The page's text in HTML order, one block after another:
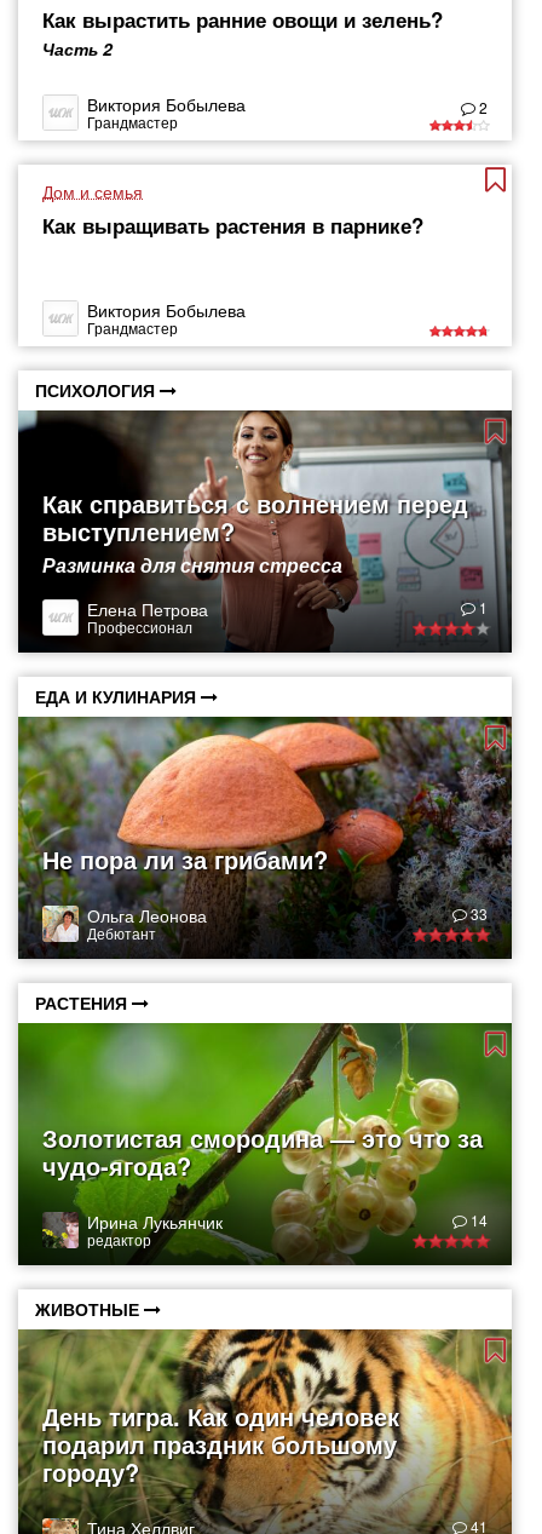
Как вырастить ранние овощи и зелень?
Часть 2
Виктория Бобылева
Грандмастер
2
Дом и семья
Как выращивать растения в парнике?
Виктория Бобылева
Грандмастер
ПСИХОЛОГИЯ
Как справиться с волнением перед
выступлением?
Разминка для снятия стресса
Елена Петрова
Профессионал
1
ЕДА И КУЛИНАРИЯ
Не пора ли за грибами?
Ольга Леонова
Дебютант
33
РАСТЕНИЯ
Золотистая смородина — это что за
чудо-ягода?
Ирина Лукьянчик
редактор
14
ЖИВОТНЫЕ
День тигра. Как один человек
подарил праздник большому
городу?
Тина Хеллвиг 41